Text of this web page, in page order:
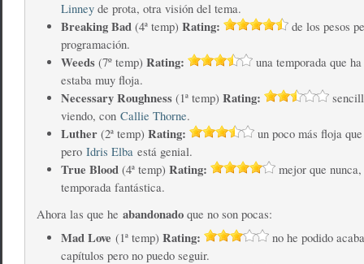
Linneyde prota, otra visión del tema.
Breaking Bad(4ª temp) Rating:
de los pesos
programación.
Weeds(7º temp) Rating:
una temporada que
estaba muy floja.
Necessary Roughness(1ª temp) Rating:
viendo, con Callie Thorne.
Luther(2ª temp) Rating:
un poco más floja
pero Idris Elbaestá genial.
True Blood(4ª temp) Rating:
mejor que nunca,
temporada fantástica.
Ahora las que he abandonadoque no son pocas:
Mad Love (1ª temp) Rating:
no he podido
capítulos pero no puedo seguir.